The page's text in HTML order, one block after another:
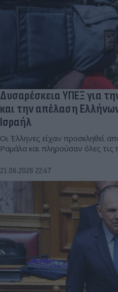
Δυσαρέσκεια ΥΠΕΞ για
και την απέλαση
Ισραήλ
Οι Έλληνες είχαν προσκληθεί
Ραμάλα και πληρούσαν όλες τις
21.06.2026 22:47